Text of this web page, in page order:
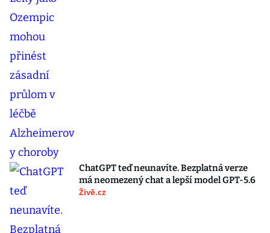
ChatGPT teď neunavíte. Bezplatná verze
má neomezený chat a lepší model GPT-5.6
Živě.cz